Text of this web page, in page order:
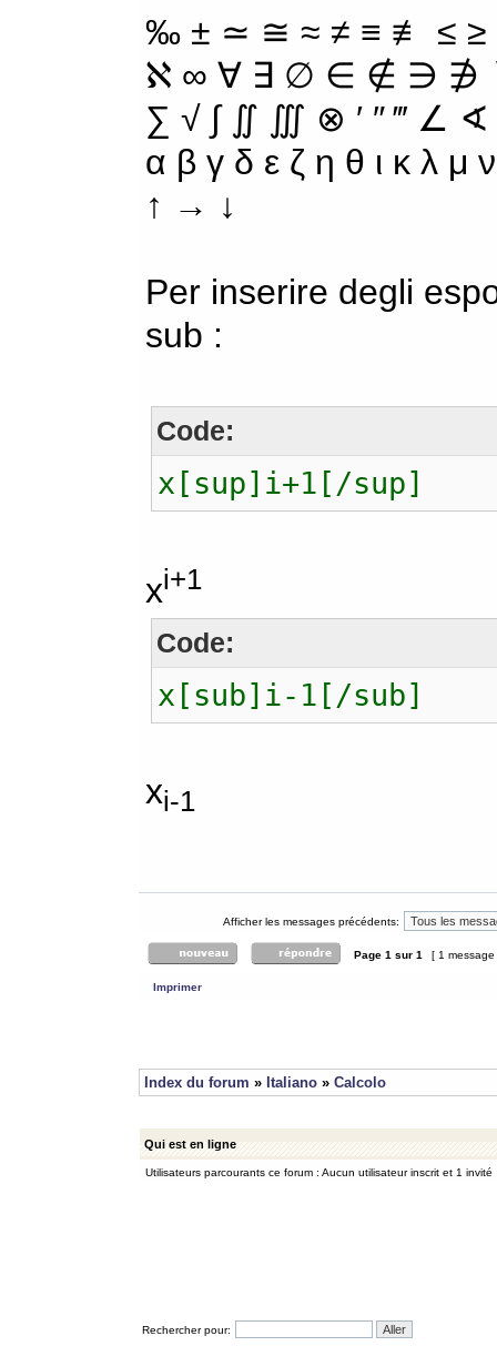
‰ ± ≃ ≅ ≈ ≠ ≡ ≢ ≤
ℵ ∞ ∀ ∃ ∅ ∈ ∉ ∋ ∌
∑ √ ∫ ∬ ∭ ⊗ ′ ″ ‴ ∠
α β γ δ ε ζ η θ ι κ λ
↑ → ↓
Per inserire degli
sub :
Code:
x[sup]i+1[/sup]
xi+1
Code:
x[sub]i-1[/sub]
xi-1
Afficher les messages précédents:
Page 1 sur 1 [ 1
Imprimer
Index du forum » Italiano » Calcolo
Qui est en ligne
Utilisateurs parcourants ce forum : Aucun utilisateur inscrit et 1 invité
Rechercher pour: